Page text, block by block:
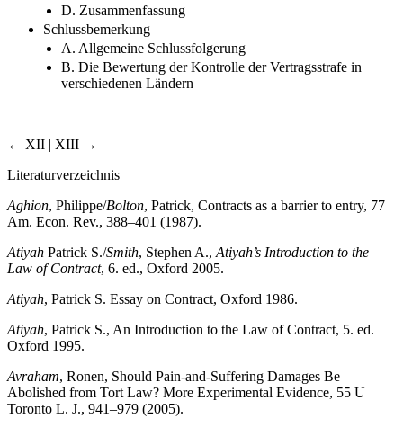
D. Zusammenfassung
Schlussbemerkung
A. Allgemeine Schlussfolgerung
B. Die Bewertung der Kontrolle der Vertragsstrafe in
verschiedenen Ländern
← XII | XIII →
Literaturverzeichnis
Aghion, Philippe/Bolton, Patrick, Contracts as a barrier to entry, 77
Am. Econ. Rev., 388–401 (1987).
Atiyah Patrick S./Smith, Stephen A., Atiyah’s Introduction to the
Law of Contract, 6. ed., Oxford 2005.
Atiyah, Patrick S. Essay on Contract, Oxford 1986.
Atiyah, Patrick S., An Introduction to the Law of Contract, 5. ed.
Oxford 1995.
Avraham, Ronen, Should Pain-and-Suffering Damages Be
Abolished from Tort Law? More Experimental Evidence, 55 U
Toronto L. J., 941–979 (2005).